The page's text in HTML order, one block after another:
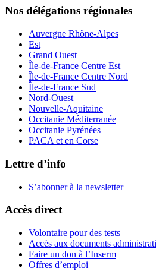
Nos délégations régionales
Auvergne Rhône-Alpes
Est
Grand Ouest
Île-de-France Centre Est
Île-de-France Centre Nord
Île-de-France Sud
Nord-Ouest
Nouvelle-Aquitaine
Occitanie Méditerranée
Occitanie Pyrénées
PACA et en Corse
Lettre d’info
S’abonner à la newsletter
Accès direct
Volontaire pour des tests
Accès aux documents
Faire un don à l’Inserm
Offres d’emploi